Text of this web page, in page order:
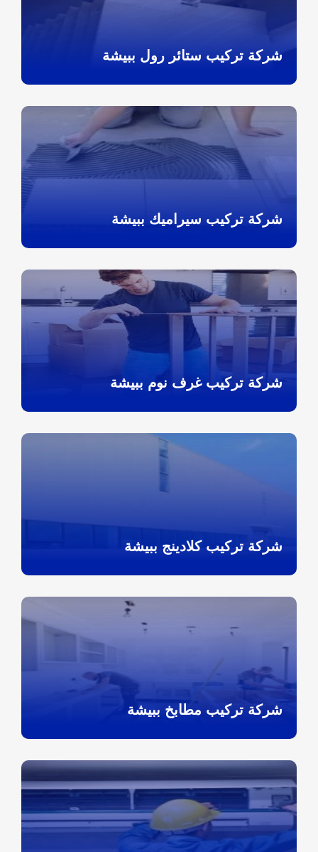
شركة تركيب ستائر رول ببيشة
شركة تركيب سيراميك ببيشة
شركة تركيب غرف نوم ببيشة
شركة تركيب كلادينج ببيشة
شركة تركيب مطابخ ببيشة